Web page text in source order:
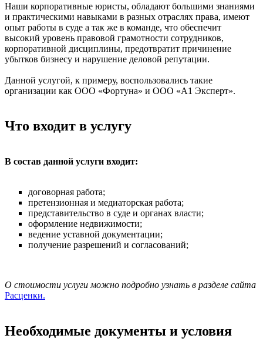
Наши корпоративные юристы, обладают большими знаниями
и практическими навыками в разных отраслях права, имеют
опыт работы в суде а так же в команде, что обеспечит
высокий уровень правовой грамотности сотрудников,
корпоративной дисциплины, предотвратит причинение
убытков бизнесу и нарушение деловой репутации.
Данной услугой, к примеру, воспользовались такие
организации как ООО «Фортуна» и ООО «А1 Эксперт».
Что входит в услугу
В состав данной услуги входит:
договорная работа;
претензионная и медиаторская работа;
представительство в суде и органах власти;
оформление недвижимости;
ведение уставной документации;
получение разрешений и согласований;
О стоимости услуги можно подробно узнать в разделе сайта
Расценки.
Необходимые документы и условия